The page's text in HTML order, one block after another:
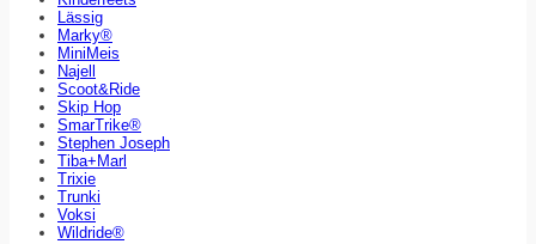
Lässig
Marky®
MiniMeis
Najell
Scoot&Ride
Skip Hop
SmarTrike®
Stephen Joseph
Tiba+Marl
Trixie
Trunki
Voksi
Wildride®